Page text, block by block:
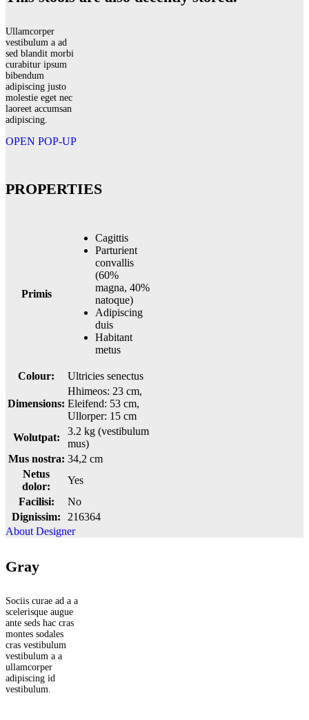
Ullamcorper
vestibulum a ad
sed blandit morbi
curabitur ipsum
bibendum
adipiscing justo
molestie eget nec
laoreet accumsan
adipiscing.
OPEN POP-UP
PROPERTIES
Primis
Cagittis
Parturient
convallis
(60%
magna, 40%
natoque)
Adipiscing
duis
Habitant
metus
Colour: Ultricies senectus
Dimensions:
Hhimeos: 23 cm,
Eleifend: 53 cm,
Ullorper: 15 cm
Wolutpat:
3.2 kg (vestibulum
mus)
Mus nostra: 34,2 cm
Netus
dolor:
Yes
Facilisi:
No
Dignissim:
216364
About Designer
Gray
Sociis curae ad a a
scelerisque augue
ante seds hac cras
montes sodales
cras vestibulum
vestibulum a a
ullamcorper
adipiscing id
vestibulum.